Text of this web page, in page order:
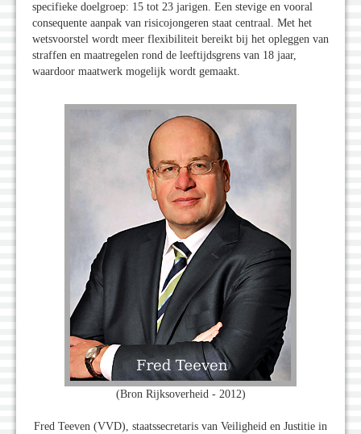
specifieke doelgroep: 15 tot 23 jarigen. Een stevige en vooral
consequente aanpak van risicojongeren staat centraal. Met het
wetsvoorstel wordt meer flexibiliteit bereikt bij het opleggen van
straffen en maatregelen rond de leeftijdsgrens van 18 jaar,
waardoor maatwerk mogelijk wordt gemaakt.
(Bron Rijksoverheid - 2012)
Fred Teeven (VVD), staatssecretaris van Veiligheid en Justitie in